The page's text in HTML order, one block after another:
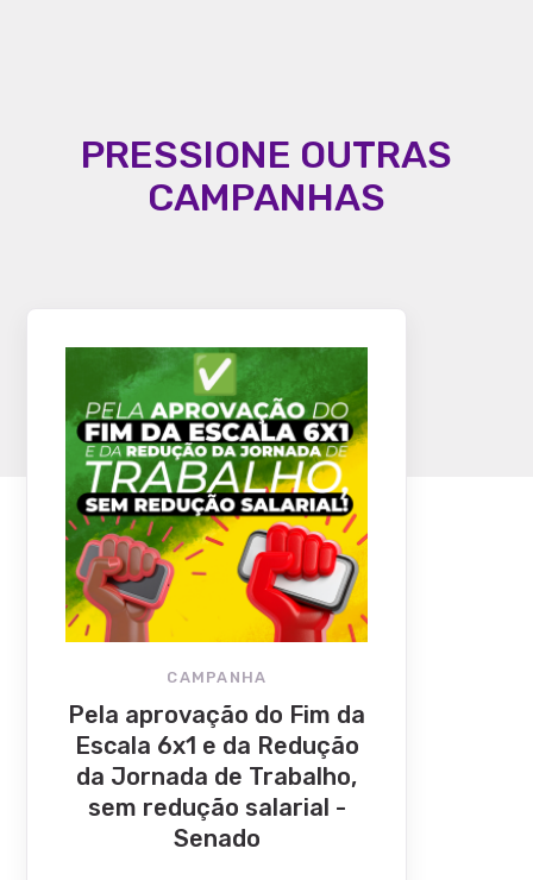
PRESSIONE OUTRAS
CAMPANHAS
CAMPANHA
Pela aprovação do Fim da
Escala 6x1 e da Redução
da Jornada de Trabalho,
sem redução salarial -
Senado